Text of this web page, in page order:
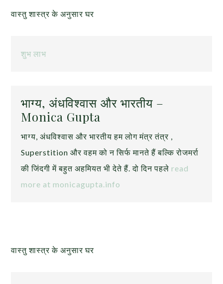
वास्तु शास्त्र के अनुसार घर
शुभ लाभ
भाग्य, अंधविश्वास और भारतीय –
Monica Gupta
भाग्य, अंधविश्वास और भारतीय हम लोग मंत्र तंत्र ,
Superstition और वहम को न सिर्फ मानते हैं बल्कि रोजमर्रा
की जिंदगी में बहुत अहमियत भी देते हैं. दो दिन पहले read
more at monicagupta.info
वास्तु शास्त्र के अनुसार घर